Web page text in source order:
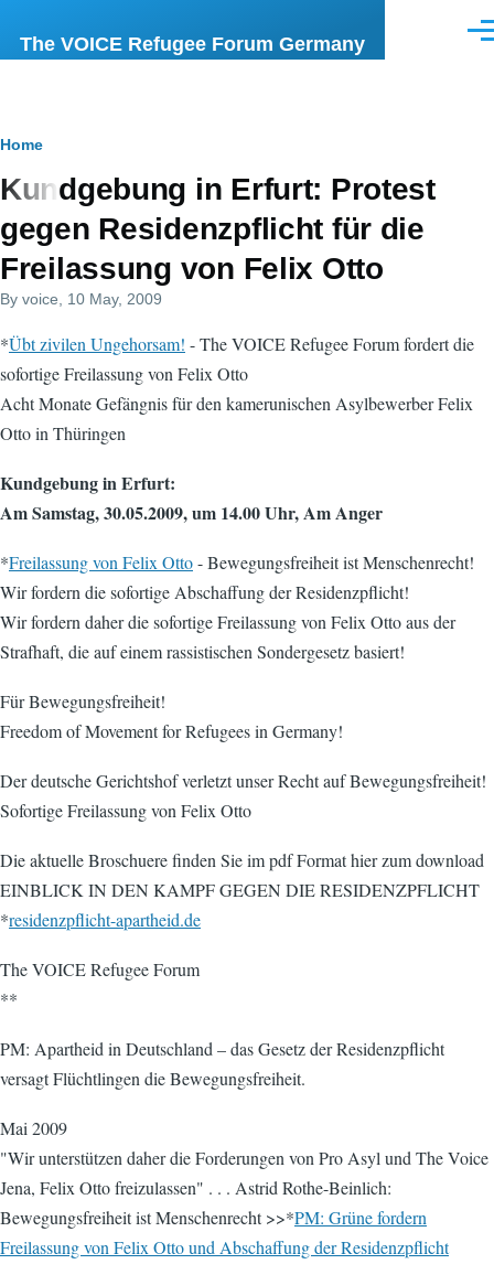
The VOICE Refugee Forum Germany
Breadcrumb
Home
Kundgebung in Erfurt: Protest
gegen Residenzpflicht für die
Freilassung von Felix Otto
By voice , 10 May, 2009
*Übt zivilen Ungehorsam! - The VOICE Refugee Forum fordert die
sofortige Freilassung von Felix Otto
Acht Monate Gefängnis für den kamerunischen Asylbewerber Felix
Otto in Thüringen
Kundgebung in Erfurt:
Am Samstag, 30.05.2009, um 14.00 Uhr, Am Anger
*Freilassung von Felix Otto- Bewegungsfreiheit ist Menschenrecht!
Wir fordern die sofortige Abschaffung der Residenzpflicht!
Wir fordern daher die sofortige Freilassung von Felix Otto aus der
Strafhaft, die auf einem rassistischen Sondergesetz basiert!
Für Bewegungsfreiheit!
Freedom of Movement for Refugees in Germany!
Der deutsche Gerichtshof verletzt unser Recht auf Bewegungsfreiheit!
Sofortige Freilassung von Felix Otto
Die aktuelle Broschuere finden Sie im pdf Format hier zum download
EINBLICK IN DEN KAMPF GEGEN DIE RESIDENZPFLICHT
*residenzpflicht-apartheid.de
The VOICE Refugee Forum
**
PM: Apartheid in Deutschland – das Gesetz der Residenzpflicht
versagt Flüchtlingen die Bewegungsfreiheit.
Mai 2009
"Wir unterstützen daher die Forderungen von Pro Asyl und The Voice
Jena, Felix Otto freizulassen" . . . Astrid Rothe-Beinlich:
Bewegungsfreiheit ist Menschenrecht >>*PM: Grüne fordern
Freilassung von Felix Otto und Abschaffung der Residenzpflicht